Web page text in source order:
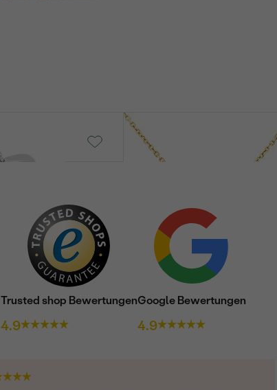
Brecken
€ 79
Trusted shop Bewertungen
4.9
Google Bewertungen
4.9